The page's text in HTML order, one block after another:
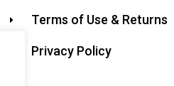
Terms of Use & Returns
Privacy Policy